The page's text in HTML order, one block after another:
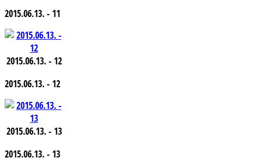
2015.06.13. - 11
2015.06.13. - 12
2015.06.13. - 12
2015.06.13. - 13
2015.06.13. - 13